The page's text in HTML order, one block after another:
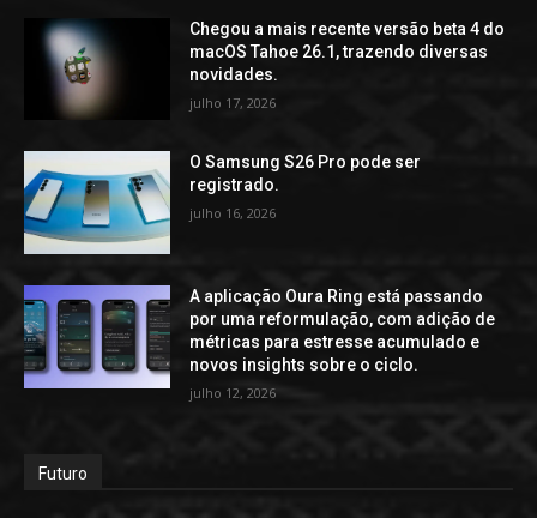
Chegou a mais recente versão beta 4 do
macOS Tahoe 26.1, trazendo diversas
novidades.
julho 17, 2026
O Samsung S26 Pro pode ser
registrado.
julho 16, 2026
A aplicação Oura Ring está passando
por uma reformulação, com adição de
métricas para estresse acumulado e
novos insights sobre o ciclo.
julho 12, 2026
Futuro